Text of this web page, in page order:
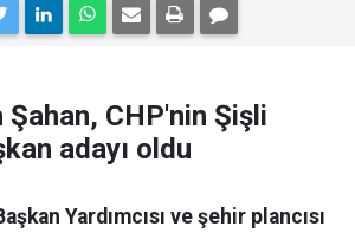
Şahan, CHP'nin Şişli
adayı oldu
Yardımcısı ve şehir plancısı